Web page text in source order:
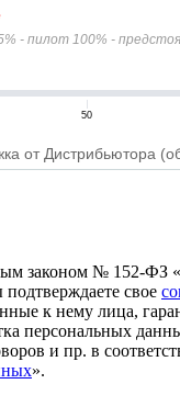
законом № 152-ФЗ
свое
к нему лица,
персональных
и пр. в
».